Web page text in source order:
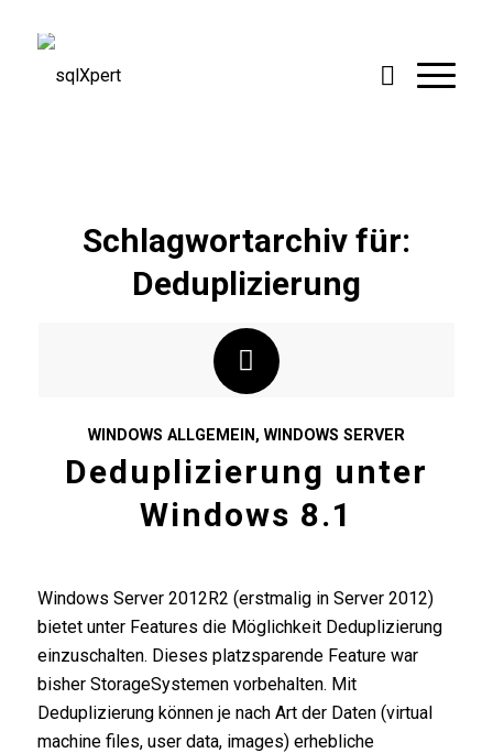
Schlagwortarchiv für:
Deduplizierung
WINDOWS ALLGEMEIN , WINDOWS SERVER
Deduplizierung unter
Windows 8.1
Windows Server 2012R2 (erstmalig in Server 2012)
bietet unter Features die Möglichkeit Deduplizierung
einzuschalten. Dieses platzsparende Feature war
bisher StorageSystemen vorbehalten. Mit
Deduplizierung können je nach Art der Daten (virtual
machine files, user data, images) erhebliche